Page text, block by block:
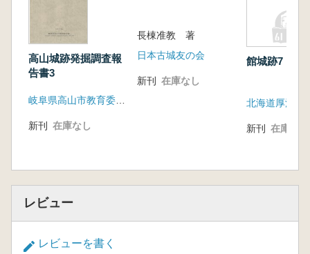
高山城跡発掘調査報
告書3
岐阜県高山市教育委員会
新刊 在庫なし
長棟准教 著
日本古城友の会
新刊 在庫なし
館城跡7
新刊 在庫なし
レビュー
レビューを書く